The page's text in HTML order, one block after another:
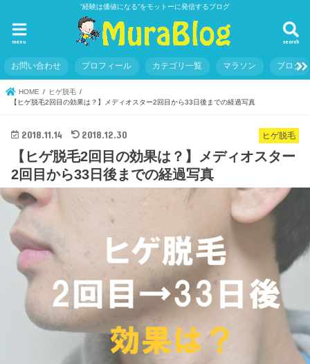
”経験は価値になる”をモットーに発信するブログ
search
menu
お問い合わせ プロフィール カテゴリ一覧 マラソン ブログ
HOME
ヒゲ脱毛
【ヒゲ脱毛2回目の効果は？】メディオスター2回目から33日後までの経過写真
ヒゲ脱毛
2018.11.14 2018.12.30
【ヒゲ脱毛2回目の効果は？】メディオスター
2回目から33日後までの経過写真